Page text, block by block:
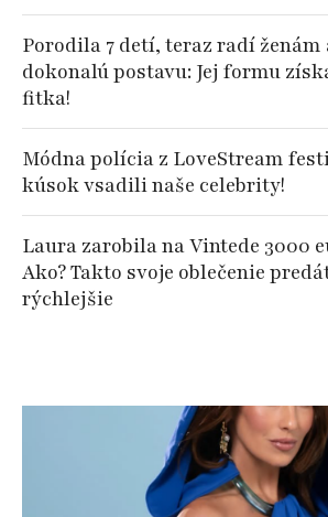
Porodila 7 detí, teraz radí ženám
dokonalú postavu: Jej formu
fitka!
Módna polícia z LoveStream
kúsok vsadili naše celebrity!
Laura zarobila na Vintede 3000
Ako? Takto svoje oblečenie
rýchlejšie